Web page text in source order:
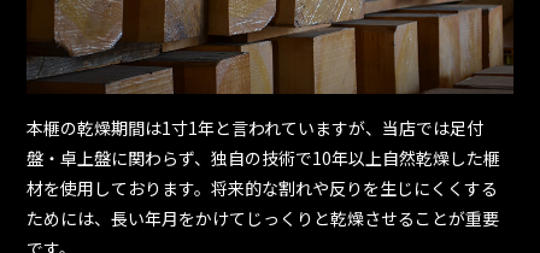
本榧の乾燥期間は1寸1年と言われていますが、当店では足付
盤・卓上盤に関わらず、独自の技術で10年以上自然乾燥した榧
材を使用しております。将来的な割れや反りを生じにくくする
ためには、長い年月をかけてじっくりと乾燥させることが重要
です。